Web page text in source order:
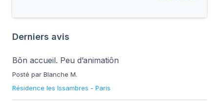
Derniers avis
Bôn accueil. Peu d’animatiôn
Posté par Blanche M.
Résidence les Issambres - Paris